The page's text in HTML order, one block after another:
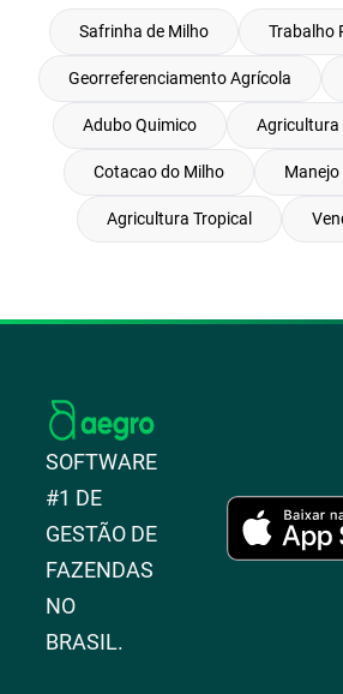
Safrinha de Milho Trabalho
Georreferenciamento Agrícola
Adubo Quimico Agricultura
Cotacao do Milho
Agricultura Tropical
SOFTWARE
#1 DE
GESTÃO DE
FAZENDAS
NO
BRASIL.